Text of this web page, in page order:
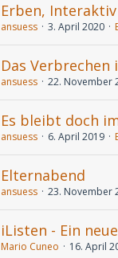
Erben, Interaktiv
ansuess 3. April 2020
Das Verbrechen
ansuess 22. November
Es bleibt doch
ansuess 6. April 2019
Elternabend
ansuess 23. November
iListen - Ein
Mario Cuneo 16. April